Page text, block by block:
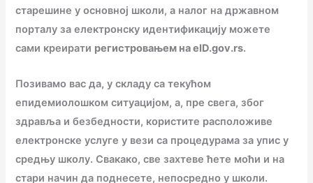
старешине у основној школи, а налог на државном
порталу за електронску идентификацију можете
сами креирати регистровањем на eID.gov.rs.
Позивамо вас да, у складу са текућом
епидемиолошком ситуацијом, а, пре свега, због
здравља и безбедности, користите расположиве
електронске услуге у вези са процедурама за упис у
средњу школу. Свакако, све захтеве ћете моћи и на
стари начин да поднесете, непосредно у школи.